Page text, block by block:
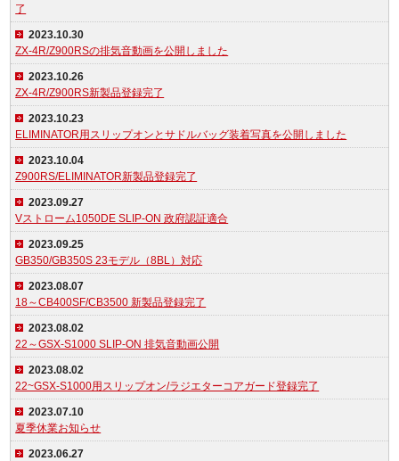
了
2023.10.30
ZX-4R/Z900RSの排気音動画を公開しました
2023.10.26
ZX-4R/Z900RS新製品登録完了
2023.10.23
ELIMINATOR用スリップオンとサドルバッグ装着写真を公開しました
2023.10.04
Z900RS/ELIMINATOR新製品登録完了
2023.09.27
Vストローム1050DE SLIP-ON 政府認証適合
2023.09.25
GB350/GB350S 23モデル（8BL）対応
2023.08.07
18～CB400SF/CB3500 新製品登録完了
2023.08.02
22～GSX-S1000 SLIP-ON 排気音動画公開
2023.08.02
22~GSX-S1000用スリップオン/ラジエターコアガード登録完了
2023.07.10
夏季休業お知らせ
2023.06.27